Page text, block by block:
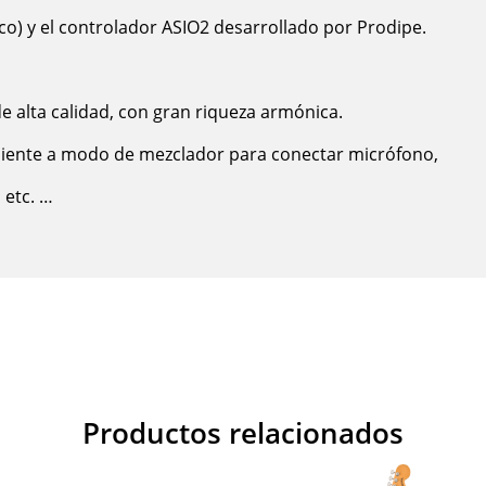
y el controlador ASIO2 desarrollado por Prodipe.
alta calidad, con gran riqueza armónica.
a modo de mezclador para conectar micrófono,
etc. …
Productos relacionados